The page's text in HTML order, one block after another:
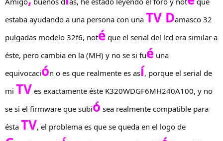
estaba ayudando a una persona con una TV Damasco 32
pulgadas modelo 32f6, noté que el serial del lcd era similar a
éste, pero cambia en la (MH) y no se si fué una
equivocación o es que realmente es así, porque el serial de
mi TV es exactamente éste K320WDGF6MH240A100, y no
se si el firmware que subió sea realmente compatible para
ésta TV, el problema es que se queda en el logo de